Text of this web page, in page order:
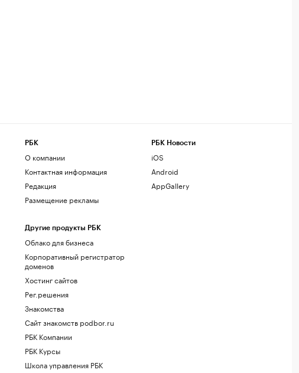
РБК
О компании
Контактная информация
Редакция
Размещение рекламы
Другие продукты РБК
Облако для бизнеса
Корпоративный регистратор
доменов
Хостинг сайтов
Рег.решения
Знакомства
Сайт знакомств podbor.ru
РБК Компании
РБК Курсы
Школа управления РБК
РБК Новости
iOS
Android
AppGallery